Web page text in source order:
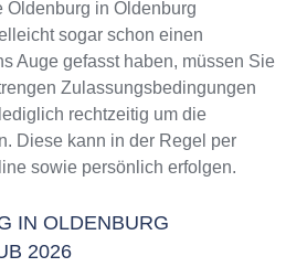
Oldenburg in Oldenburg
sogar schon einen
Auge gefasst haben, müssen Sie
Zulassungsbedingungen
rechtzeitig um die
Diese kann in der Regel per
sowie persönlich erfolgen.
IN OLDENBURG
2026